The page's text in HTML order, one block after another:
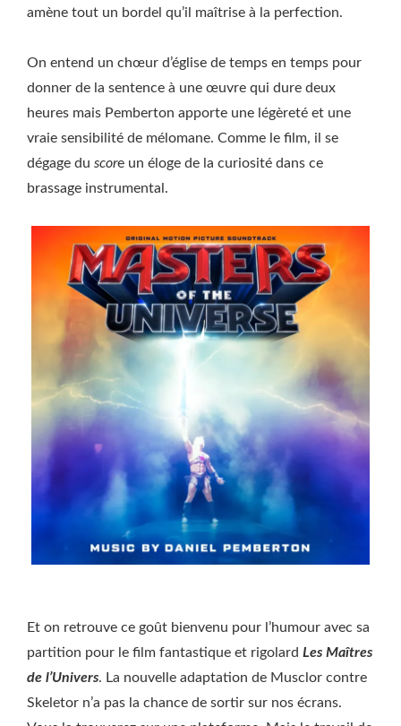
amène tout un bordel qu’il maîtrise à la perfection.
On entend un chœur d’église de temps en temps pour
donner de la sentence à une œuvre qui dure deux
heures mais Pemberton apporte une légèreté et une
vraie sensibilité de mélomane. Comme le film, il se
dégage du score un éloge de la curiosité dans ce
brassage instrumental.
Et on retrouve ce goût bienvenu pour l’humour avec sa
partition pour le film fantastique et rigolard Les Maîtres
de l’Univers. La nouvelle adaptation de Musclor contre
Skeletor n’a pas la chance de sortir sur nos écrans.